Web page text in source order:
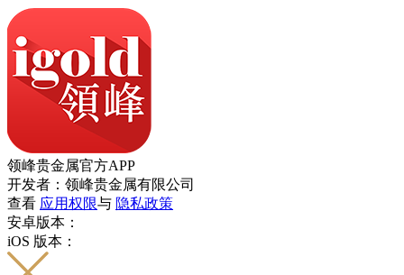
领峰贵金属官方APP
开发者：领峰贵金属有限公司
查看 应用权限与 隐私政策
安卓版本：
iOS 版本：